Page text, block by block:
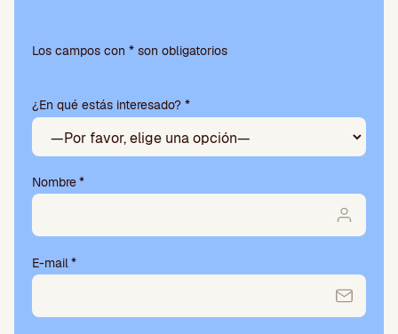
favor,
campo
vacío.
Los campos con * son obligatorios
¿En qué estás interesado? *
Nombre*
E-mail *